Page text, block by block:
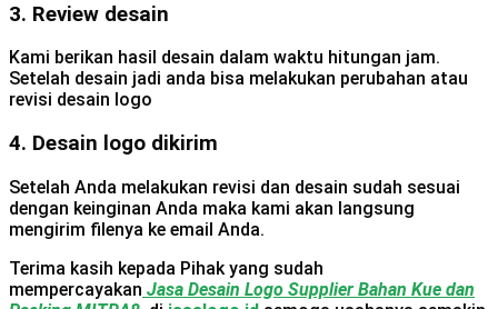
3. Review desain
Kami berikan hasil desain dalam waktu hitungan jam.
Setelah desain jadi anda bisa melakukan perubahan atau
revisi desain logo
4. Desain logo dikirim
Setelah Anda melakukan revisi dan desain sudah sesuai
dengan keinginan Anda maka kami akan langsung
mengirim filenya ke email Anda.
Terima kasih kepada Pihak yang sudah
mempercayakan Jasa Desain Logo Supplier Bahan Kue dan